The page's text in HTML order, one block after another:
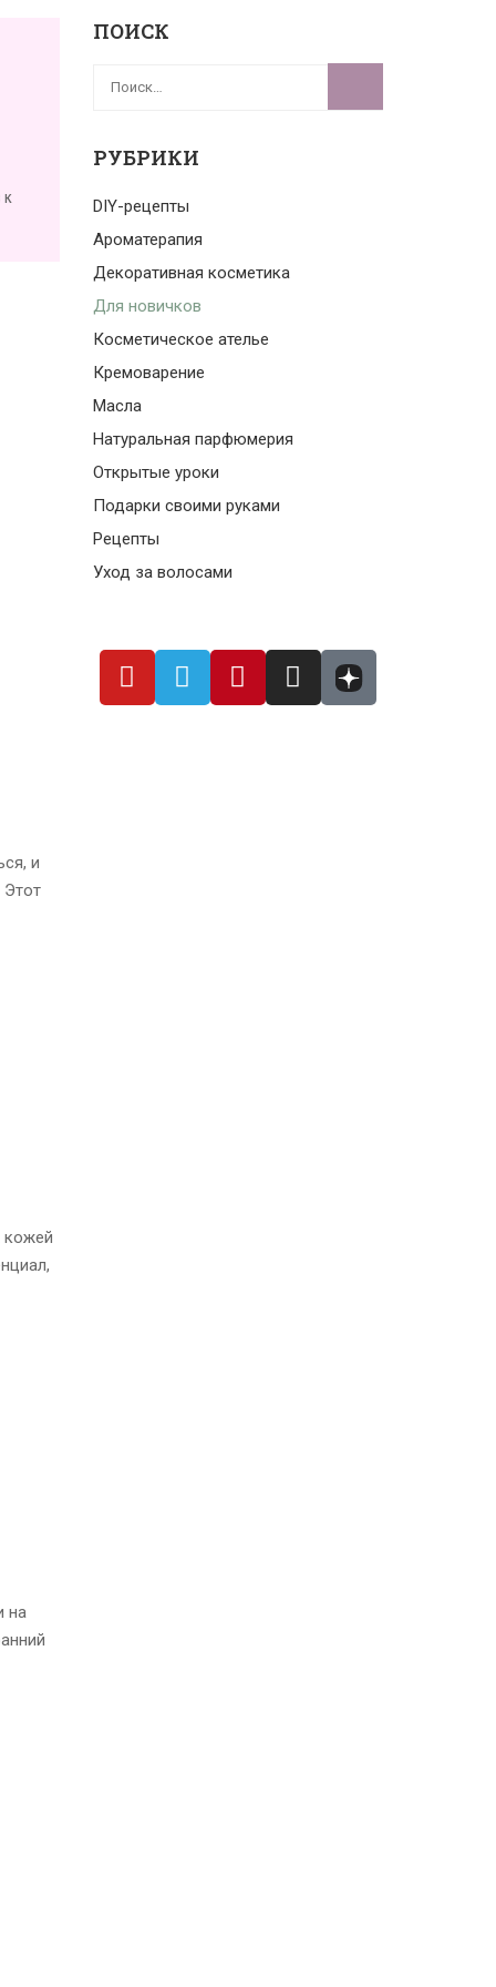
к
и
Этот
кожей
на
ПОИСК
РУБРИКИ
DIY-рецепты
Ароматерапия
Декоративная косметика
Для новичков
Косметическое ателье
Кремоварение
Масла
Натуральная парфюмерия
Открытые уроки
Подарки своими руками
Рецепты
Уход за волосами